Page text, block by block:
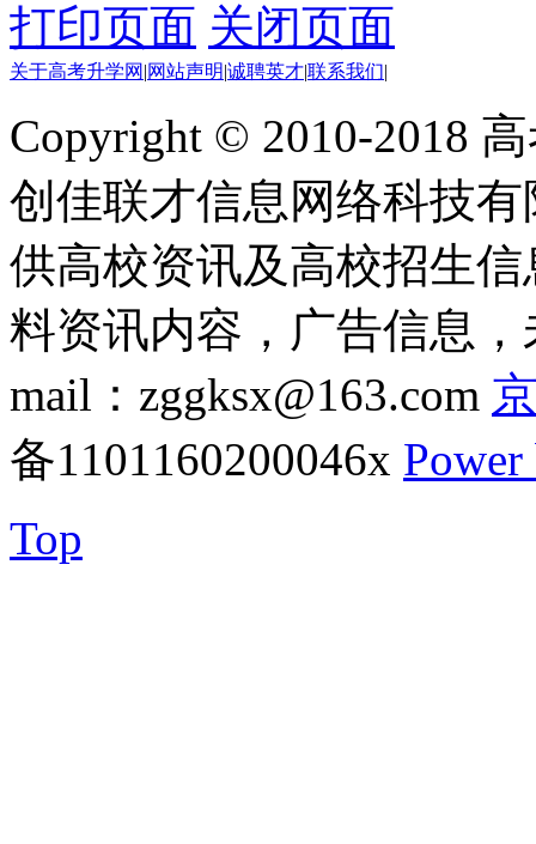
打印页面 关闭页面
关于高考升学网 |网站声明|诚聘英才|联系我们|
Copyright © 2010-2018
创佳联才信息网络科技
供高校资讯及高校招生
料资讯内容，广告信息
mail：zggksx@163.com
备1101160200046x Power
Top